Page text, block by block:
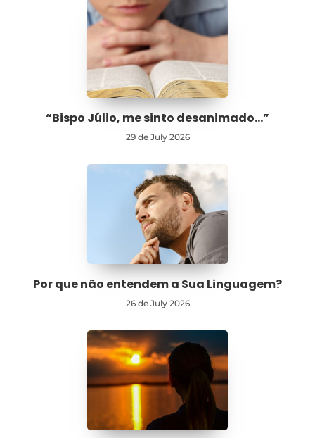
“Bispo Júlio, me sinto desanimado…”
29 de July 2026
Por que não entendem a Sua Linguagem?
26 de July 2026